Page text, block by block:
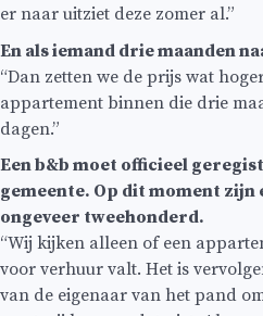
er naar uitziet deze zomer al.”
En als iemand drie maanden
“Dan zetten we de prijs wat
appartement binnen die drie
dagen.”
Een b&b moet officieel
gemeente. Op dit moment zijn
ongeveer tweehonderd.
“Wij kijken alleen of een
voor verhuur valt. Het is
van de eigenaar van het pand